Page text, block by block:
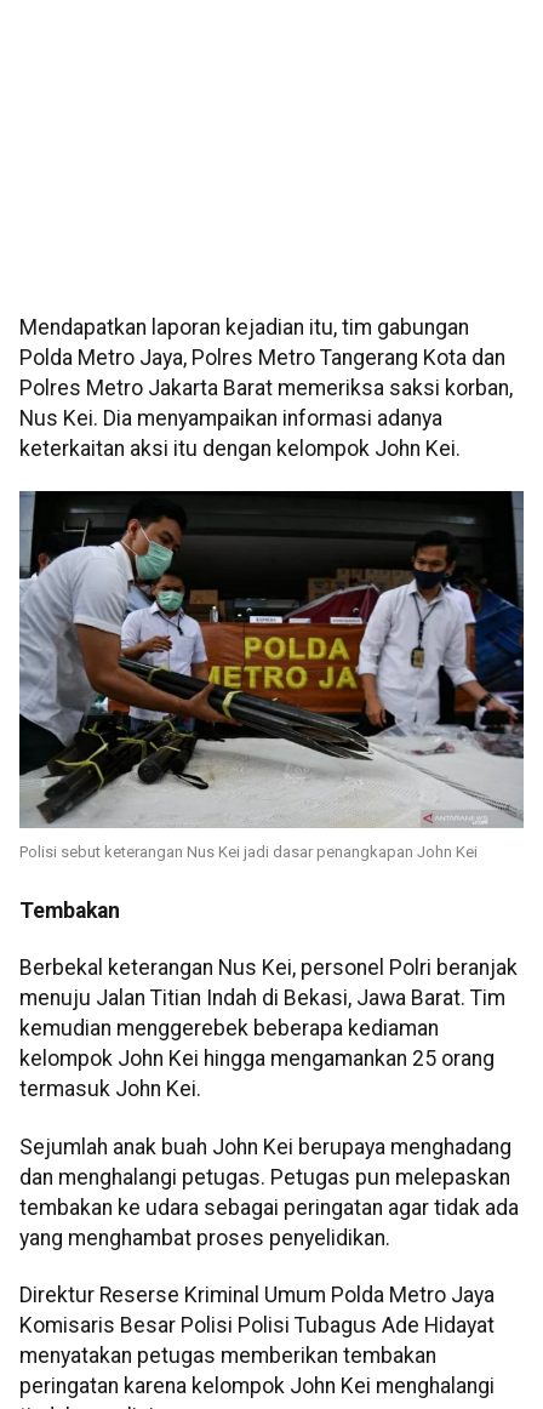
Mendapatkan laporan kejadian itu, tim gabungan
Polda Metro Jaya, Polres Metro Tangerang Kota dan
Polres Metro Jakarta Barat memeriksa saksi korban,
Nus Kei. Dia menyampaikan informasi adanya
keterkaitan aksi itu dengan kelompok John Kei.
Polisi sebut keterangan Nus Kei jadi dasar penangkapan John Kei
Tembakan
Berbekal keterangan Nus Kei, personel Polri beranjak
menuju Jalan Titian Indah di Bekasi, Jawa Barat. Tim
kemudian menggerebek beberapa kediaman
kelompok John Kei hingga mengamankan 25 orang
termasuk John Kei.
Sejumlah anak buah John Kei berupaya menghadang
dan menghalangi petugas. Petugas pun melepaskan
tembakan ke udara sebagai peringatan agar tidak ada
yang menghambat proses penyelidikan.
Direktur Reserse Kriminal Umum Polda Metro Jaya
Komisaris Besar Polisi Polisi Tubagus Ade Hidayat
menyatakan petugas memberikan tembakan
peringatan karena kelompok John Kei menghalangi